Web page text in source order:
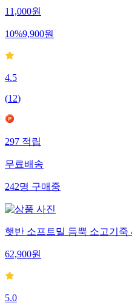
11,000원
10%9,900원
4.5
(12)
297적립
무료배송
242명구매중
햇반 소프트밀 듬뿍 소고기죽
62,900원
5.0